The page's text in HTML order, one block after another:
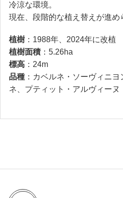
冷涼な環境。
現在、段階的な植え替えが進め
植樹 ：1988年、2024年に改植
植樹面積 ：5.26ha
標高 ：24m
品種 ：カベルネ・ソーヴィニ
ネ、プティット・アルヴィーヌ